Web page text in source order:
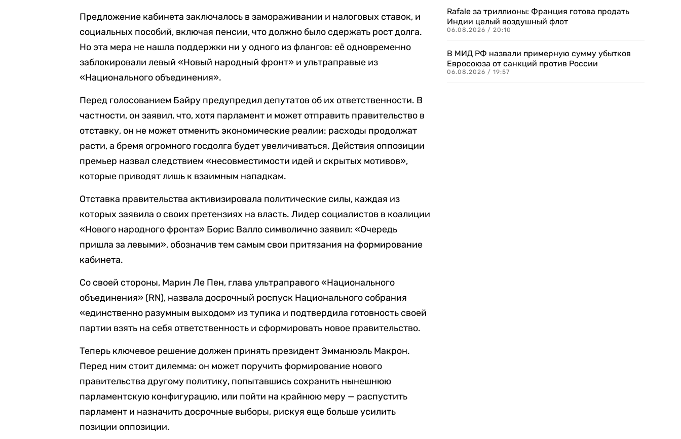
Предложение кабинета заключалось в замораживании и налоговых ставок, и
социальных пособий, включая пенсии, что должно было сдержать рост долга.
Но эта мера не нашла поддержки ни у одного из флангов: её одновременно
заблокировали левый «Новый народный фронт» и ультраправые из
«Национального объединения».
Перед голосованием Байру предупредил депутатов об их ответственности. В
частности, он заявил, что, хотя парламент и может отправить правительство в
отставку, он не может отменить экономические реалии: расходы продолжат
расти, а бремя огромного госдолга будет увеличиваться. Действия оппозиции
премьер назвал следствием «несовместимости идей и скрытых мотивов»,
которые приводят лишь к взаимным нападкам.
Отставка правительства активизировала политические силы, каждая из
которых заявила о своих претензиях на власть. Лидер социалистов в коалиции
«Нового народного фронта» Борис Валло символично заявил: «Очередь
пришла за левыми», обозначив тем самым свои притязания на формирование
кабинета.
Со своей стороны, Марин Ле Пен, глава ультраправого «Национального
объединения» (RN), назвала досрочный роспуск Национального собрания
«единственно разумным выходом» из тупика и подтвердила готовность своей
партии взять на себя ответственность и сформировать новое правительство.
Теперь ключевое решение должен принять президент Эмманюэль Макрон.
Перед ним стоит дилемма: он может поручить формирование нового
правительства другому политику, попытавшись сохранить нынешнюю
парламентскую конфигурацию, или пойти на крайнюю меру — распустить
парламент и назначить досрочные выборы, рискуя еще больше усилить
позиции оппозиции.
Rafale за триллионы: Франция готова продать
Индии целый воздушный флот
06.08.2026 / 20:10
В МИД РФ назвали примерную сумму убытков
Евросоюза от санкций против России
06.08.2026 / 19:57